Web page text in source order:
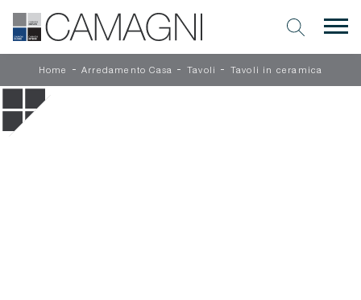
Home -Arredamento Casa - Tavoli - Tavoli in ceramica